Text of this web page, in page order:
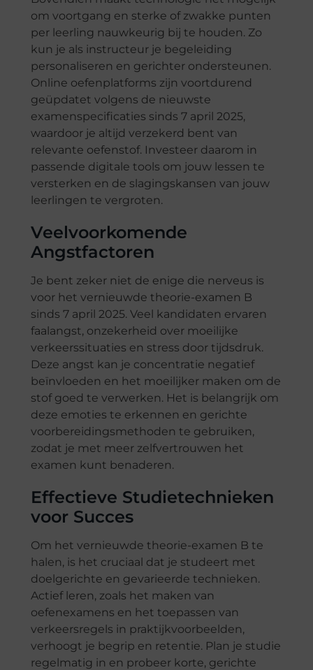
om voortgang en sterke of zwakke punten
per leerling nauwkeurig bij te houden. Zo
kun je als instructeur je begeleiding
personaliseren en gerichter ondersteunen.
Online oefenplatforms zijn voortdurend
geüpdatet volgens de nieuwste
examenspecificaties sinds 7 april 2025,
waardoor je altijd verzekerd bent van
relevante oefenstof. Investeer daarom in
passende digitale tools om jouw lessen te
versterken en de slagingskansen van jouw
leerlingen te vergroten.
Veelvoorkomende
Angstfactoren
Je bent zeker niet de enige die nerveus is
voor het vernieuwde theorie-examen B
sinds 7 april 2025. Veel kandidaten ervaren
faalangst, onzekerheid over moeilijke
verkeerssituaties en stress door tijdsdruk.
Deze angst kan je concentratie negatief
beïnvloeden en het moeilijker maken om de
stof goed te verwerken. Het is belangrijk om
deze emoties te erkennen en gerichte
voorbereidingsmethoden te gebruiken,
zodat je met meer zelfvertrouwen het
examen kunt benaderen.
Effectieve Studietechnieken
voor Succes
Om het vernieuwde theorie-examen B te
halen, is het cruciaal dat je studeert met
doelgerichte en gevarieerde technieken.
Actief leren, zoals het maken van
oefenexamens en het toepassen van
verkeersregels in praktijkvoorbeelden,
verhoogt je begrip en retentie. Plan je studie
regelmatig in en probeer korte, gerichte